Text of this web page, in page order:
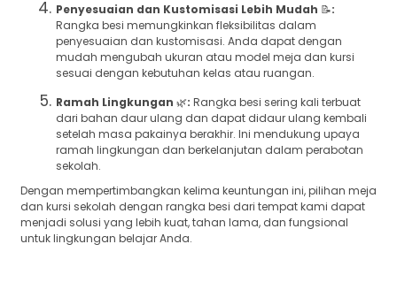
Penyesuaian dan Kustomisasi Lebih Mudah 📝:
Rangka besi memungkinkan fleksibilitas dalam
penyesuaian dan kustomisasi. Anda dapat dengan
mudah mengubah ukuran atau model meja dan kursi
sesuai dengan kebutuhan kelas atau ruangan.
Ramah Lingkungan 🌿: Rangka besi sering kali terbuat
dari bahan daur ulang dan dapat didaur ulang kembali
setelah masa pakainya berakhir. Ini mendukung upaya
ramah lingkungan dan berkelanjutan dalam perabotan
sekolah.
Dengan mempertimbangkan kelima keuntungan ini, pilihan meja
dan kursi sekolah dengan rangka besi dari tempat kami dapat
menjadi solusi yang lebih kuat, tahan lama, dan fungsional
untuk lingkungan belajar Anda.